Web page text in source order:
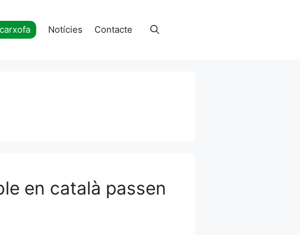
Notícies Contacte
en català passen